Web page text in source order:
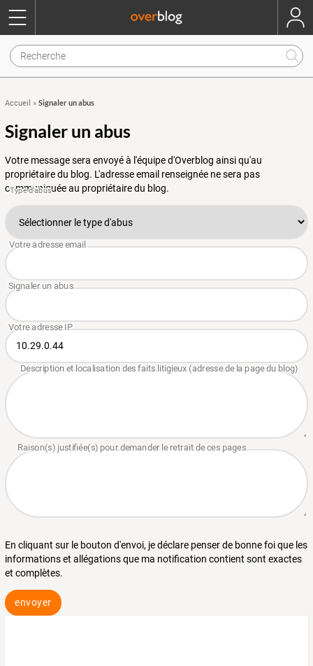
Accueil » Signaler un abus
Signaler un abus
Votre message sera envoyé à l'équipe d'Overblog ainsi qu'au
propriétaire du blog. L'adresse email renseignée ne sera pas
communiquée au propriétaire du blog.
En cliquant sur le bouton d'envoi, je déclare penser de bonne foi que les
informations et allégations que ma notification contient sont exactes
et complètes.
envoyer